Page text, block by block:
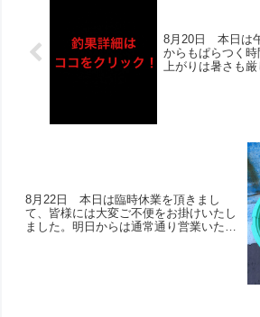
8月20日 本日は
からもぱらつく
上がりは暑さも
8月22日 本日は臨時休業を頂きまし
て、皆様には大変ご不便をお掛けいたし
ました。明日からは通常通り営業いたし